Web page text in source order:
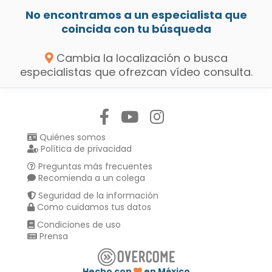
No encontramos a un especialista que
coincida con tu búsqueda
Cambia la localización o busca
especialistas que ofrezcan vídeo consulta.
Quiénes somos
Política de privacidad
Preguntas más frecuentes
Recomienda a un colega
Seguridad de la información
Como cuidamos tus datos
Condiciones de uso
Prensa